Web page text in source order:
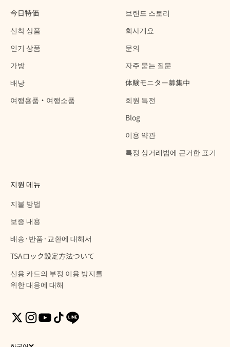
今日特価
신착 상품
인기 상품
가방
배낭
여행용품・여행소품
브랜드 스토리
회사개요
문의
자주 묻는 질문
体験モニター募集中
회원 특전
Blog
이용 약관
특정 상거래법에 근거한 표기
지원 메뉴
지불 방법
보증 내용
배송·반품·교환에 대해서
TSAロック設定方法ついて
신용 카드의 부정 이용 방지를
위한 대응에 대해